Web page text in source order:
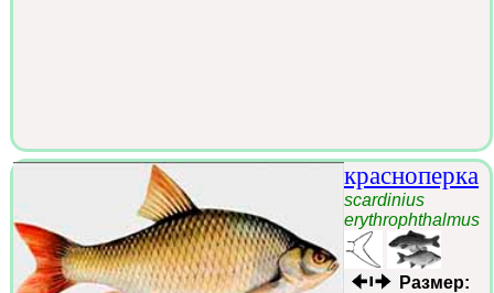
красноперка
scardinius
erythrophthalmus
Размер: